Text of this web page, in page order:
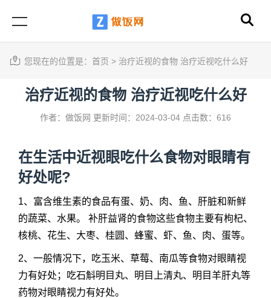
您现在的位置是： 首页 > 治疗近视的食物 治疗近视吃什么好
治疗近视的食物 治疗近视吃什么好
作者：做饭网 更新时间：2024-03-04 点击数：616
在生活中近视眼吃什么食物对眼睛有
好处呢?
1、富含维生素的食品有蛋、奶、肉、鱼、肝脏和新鲜
的蔬菜、水果。 补肝益肾的食物这些食物主要有枸杞、
核桃、花生、大枣、桂圆、蜂蜜、虾、鱼、肉、蛋等。
2、一般情况下，吃玉米、草莓、南瓜等食物对眼睛视
力有好处；吃石斛明目丸、明目上清丸、明目羊肝丸等
药物对眼睛视力有好处。